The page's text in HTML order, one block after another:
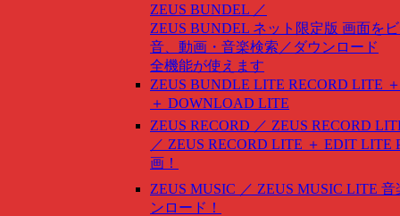
ZEUS BUNDEL ／
ZEUS BUNDEL ネット限定版 画面を
音、動画・音楽検索／ダウンロード
全機能が使えます
ZEUS BUNDLE LITE RECORD LITE
＋ DOWNLOAD LITE
ZEUS RECORD ／ ZEUS RECORD
／ ZEUS RECORD LITE ＋ EDIT LITE
画！
ZEUS MUSIC ／ ZEUS MUSIC LITE 音
ンロード！